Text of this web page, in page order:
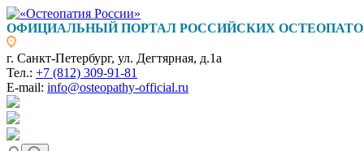
ОФИЦИАЛЬНЫЙ ПОРТАЛ РОССИЙСКИХ
г. Санкт-Петербург, ул. Дегтярная, д.1а
Тел.: +7 (812) 309-91-81
E-mail: info@osteopathy-official.ru